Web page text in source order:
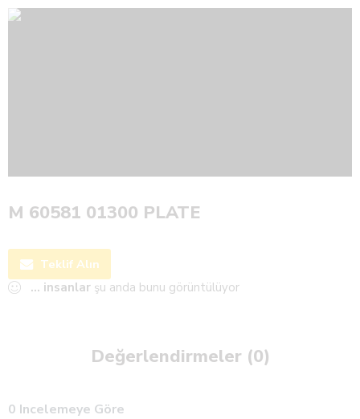
M 60581 01300 PLATE
Teklif Alın
... insanlar şu anda bunu görüntülüyor
Değerlendirmeler (0)
0 Incelemeye Göre